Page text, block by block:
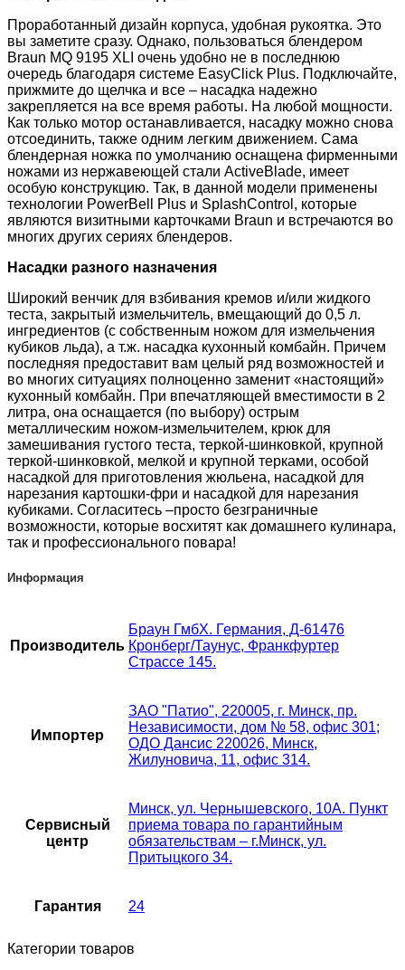
Проработанный дизайн корпуса, удобная рукоятка. Это
вы заметите сразу. Однако, пользоваться блендером
Braun MQ 9195 XLI очень удобно не в последнюю
очередь благодаря системе EasyClick Plus. Подключайте,
прижмите до щелчка и все – насадка надежно
закрепляется на все время работы. На любой мощности.
Как только мотор останавливается, насадку можно снова
отсоединить, также одним легким движением. Сама
блендерная ножка по умолчанию оснащена фирменными
ножами из нержавеющей стали ActiveBlade, имеет
особую конструкцию. Так, в данной модели применены
технологии PowerBell Plus и SplashControl, которые
являются визитными карточками Braun и встречаются во
многих других сериях блендеров.
Насадки разного назначения
Широкий венчик для взбивания кремов и/или жидкого
теста, закрытый измельчитель, вмещающий до 0,5 л.
ингредиентов (с собственным ножом для измельчения
кубиков льда), а т.ж. насадка кухонный комбайн. Причем
последняя предоставит вам целый ряд возможностей и
во многих ситуациях полноценно заменит «настоящий»
кухонный комбайн. При впечатляющей вместимости в 2
литра, она оснащается (по выбору) острым
металлическим ножом-измельчителем, крюк для
замешивания густого теста, теркой-шинковкой, крупной
теркой-шинковкой, мелкой и крупной терками, особой
насадкой для приготовления жюльена, насадкой для
нарезания картошки-фри и насадкой для нарезания
кубиками. Согласитесь –просто безграничные
возможности, которые восхитят как домашнего кулинара,
так и профессионального повара!
Информация
Производитель
Браун ГмбХ. Германия, Д-61476
Кронберг/Таунус, Франкфуртер
Страссе 145.
Импортер
ЗАО "Патио", 220005, г. Минск, пр.
Независимости, дом № 58, офис 301;
ОДО Дансис 220026, Минск,
Жилуновича, 11, офис 314.
Сервисный
центр
Минск, ул. Чернышевского, 10А. Пункт
приема товара по гарантийным
обязательствам – г.Минск, ул.
Притыцкого 34.
Гарантия 24
Категории товаров